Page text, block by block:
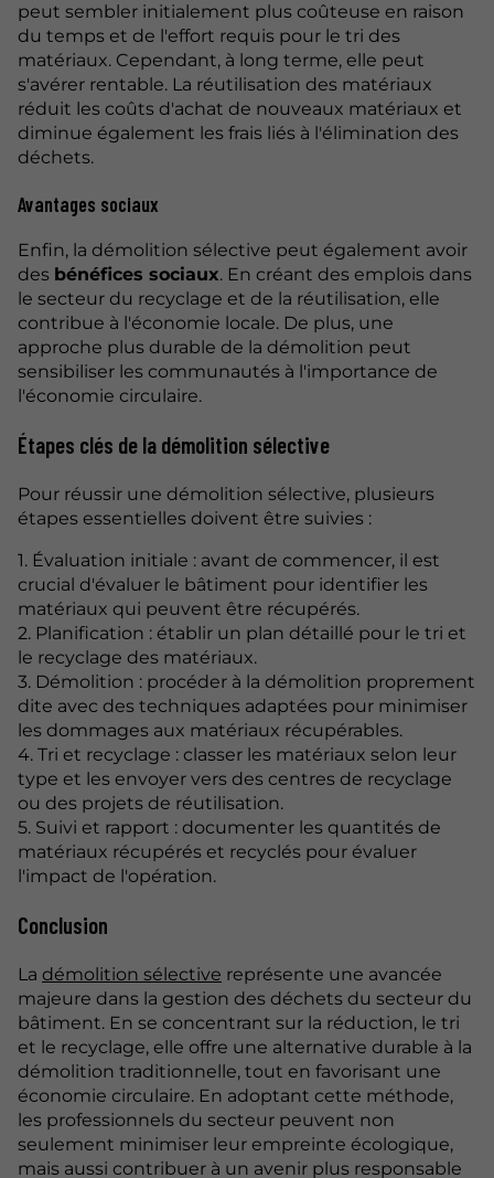
peut sembler initialement plus coûteuse en raison
du temps et de l'effort requis pour le tri des
matériaux. Cependant, à long terme, elle peut
s'avérer rentable. La réutilisation des matériaux
réduit les coûts d'achat de nouveaux matériaux et
diminue également les frais liés à l'élimination des
déchets.
Avantages sociaux
Enfin, la démolition sélective peut également avoir
des bénéfices sociaux. En créant des emplois dans
le secteur du recyclage et de la réutilisation, elle
contribue à l'économie locale. De plus, une
approche plus durable de la démolition peut
sensibiliser les communautés à l'importance de
l'économie circulaire.
Étapes clés de la démolition sélective
Pour réussir une démolition sélective, plusieurs
étapes essentielles doivent être suivies :
1. Évaluation initiale : avant de commencer, il est
crucial d'évaluer le bâtiment pour identifier les
matériaux qui peuvent être récupérés.
2. Planification : établir un plan détaillé pour le tri et
le recyclage des matériaux.
3. Démolition : procéder à la démolition proprement
dite avec des techniques adaptées pour minimiser
les dommages aux matériaux récupérables.
4. Tri et recyclage : classer les matériaux selon leur
type et les envoyer vers des centres de recyclage
ou des projets de réutilisation.
5. Suivi et rapport : documenter les quantités de
matériaux récupérés et recyclés pour évaluer
l'impact de l'opération.
Conclusion
La démolition sélective représente une avancée
majeure dans la gestion des déchets du secteur du
bâtiment. En se concentrant sur la réduction, le tri
et le recyclage, elle offre une alternative durable à la
démolition traditionnelle, tout en favorisant une
économie circulaire. En adoptant cette méthode,
les professionnels du secteur peuvent non
seulement minimiser leur empreinte écologique,
mais aussi contribuer à un avenir plus responsable